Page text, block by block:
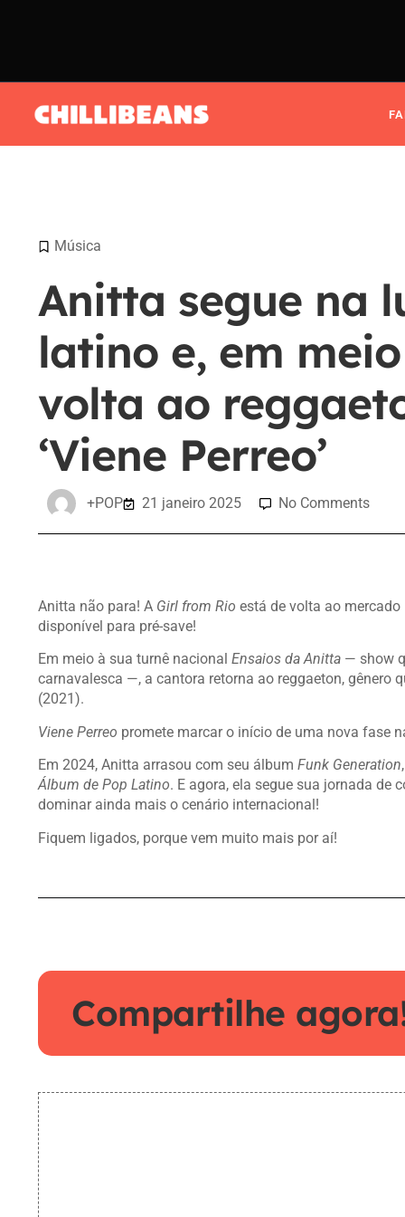
Música
Anitta segue na
latino e, em
volta ao
‘Viene Perreo’
+POP 21 janeiro 2025 No Comments
Anitta não para! A Girl from Rio está de volta ao
disponível para pré-save!
Em meio à sua turnê nacional Ensaios da Anitta — show
carnavalesca —, a cantora retorna ao reggaeton,
(2021).
Viene Perreo promete marcar o início de uma nova fase
Em 2024, Anitta arrasou com seu álbum Funk Generation
Álbum de Pop Latino. E agora, ela segue sua jornada de
dominar ainda mais o cenário internacional!
Fiquem ligados, porque vem muito mais por aí!
Compartilhe